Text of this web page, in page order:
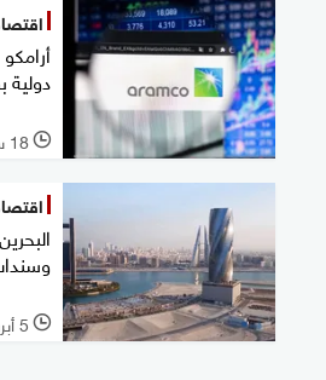
دولية بقيمة 3
l 18 سبتمبر 2025
l 5 أبريل 2023